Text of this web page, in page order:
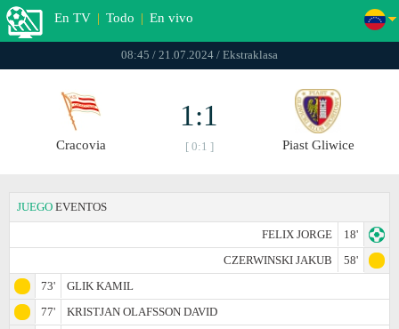
En TV | Todo | En vivo
08:45 / 21.07.2024 / Ekstraklasa
Cracovia
1:1
[ 0:1 ] Piast Gliwice
JUEGO EVENTOS
FELIX JORGE
18'
CZERWINSKI JAKUB
58'
73'
GLIK KAMIL
77'
KRISTJAN OLAFSSON DAVID